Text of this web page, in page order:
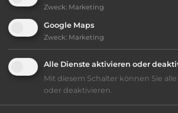
bis 55,- Euro
Klassifizierung: ausreichend
Lage: schön
Platzeinrichtung: ausreichend
Zweck: Marketing
Google Maps
Zweck: Marketing
Alle Dienste aktivieren oder
Mit diesem Schalter können Sie
oder deaktivieren.